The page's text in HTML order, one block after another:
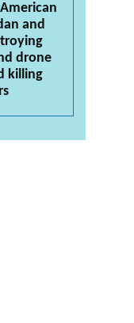
and
drone
killing